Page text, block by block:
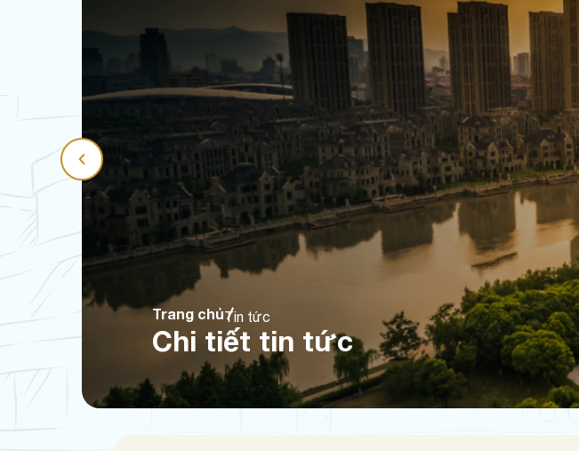
Trang chủTin tức
Chi tiết tin tức